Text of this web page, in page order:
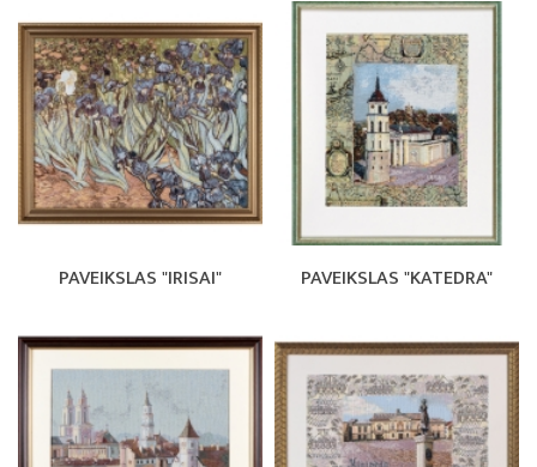
PAVEIKSLAS "IRISAI" PAVEIKSLAS "KATEDRA"